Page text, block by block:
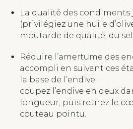
La qualité des condiments
(privilégiez une huile
moutarde de qualité, du
Réduire l’amertume des
accompli en suivant ces
la base de l’endive.
coupez l’endive en deux
longueur, puis retirez le
couteau pointu.